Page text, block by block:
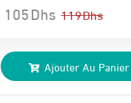
119Dhs
prix
initial
105Dhs
prix
actuel
Ajouter Au Panier